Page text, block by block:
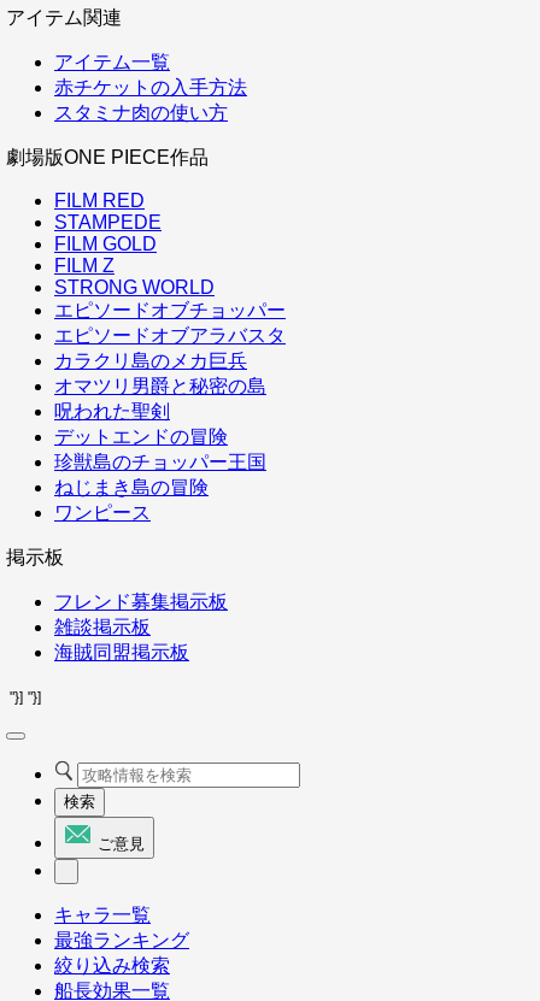
アイテム関連
アイテム一覧
赤チケットの入手方法
スタミナ肉の使い方
劇場版ONE PIECE作品
FILM RED
STAMPEDE
FILM GOLD
FILM Z
STRONG WORLD
エピソードオブチョッパー
エピソードオブアラバスタ
カラクリ島のメカ巨兵
オマツリ男爵と秘密の島
呪われた聖剣
デットエンドの冒険
珍獣島のチョッパー王国
ねじまき島の冒険
ワンピース
掲示板
フレンド募集掲示板
雑談掲示板
海賊同盟掲示板
"}] "}]
検索
ご意見
キャラ一覧
最強ランキング
絞り込み検索
船長効果一覧